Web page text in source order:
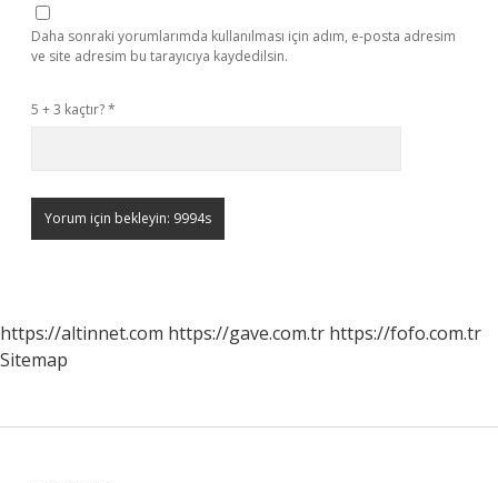
Daha sonraki yorumlarımda kullanılması için adım, e-posta adresim
ve site adresim bu tarayıcıya kaydedilsin.
5 + 3 kaçtır?*
https://altinnet.com https://gave.com.tr https://fofo.com.tr
Sitemap